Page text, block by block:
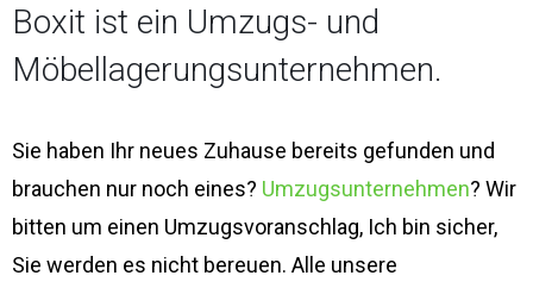
Boxit ist ein Umzugs- und
Möbellagerungsunternehmen.
Sie haben Ihr neues Zuhause bereits gefunden und
brauchen nur noch eines? Umzugsunternehmen? Wir
bitten um einen Umzugsvoranschlag, Ich bin sicher,
Sie werden es nicht bereuen. Alle unsere